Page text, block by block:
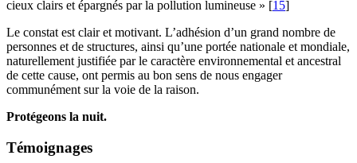
cieux clairs et épargnés par la pollution lumineuse » [15]
Le constat est clair et motivant. L’adhésion d’un grand nombre de
personnes et de structures, ainsi qu’une portée nationale et mondiale,
naturellement justifiée par le caractère environnemental et ancestral
de cette cause, ont permis au bon sens de nous engager
communément sur la voie de la raison.
Protégeons la nuit.
Témoignages